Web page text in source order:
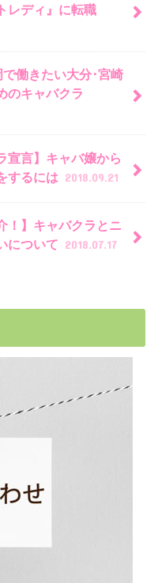
レディ』に転職
働きたい大分･宮崎
のキャバクラ
宣言】キャバ嬢から
するには 2018.09.21
！】キャバクラとニ
について 2018.07.17